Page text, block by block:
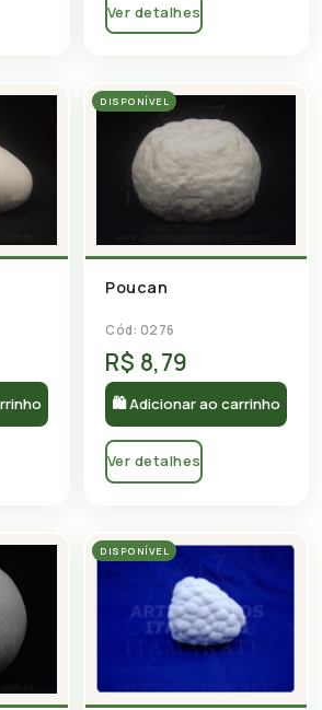
Ver detalhes
DISPONÍVEL
Poucan
Cód: 0276
R$ 8,79
🛍 Adicionar ao carrinho
Ver detalhes
DISPONÍVEL